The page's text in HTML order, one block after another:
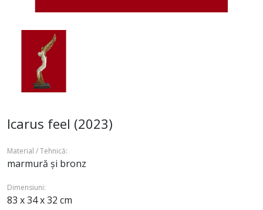
Icarus feel (2023)
Material / Tehnică:
marmură și bronz
Dimensiuni:
83 x 34 x 32 cm